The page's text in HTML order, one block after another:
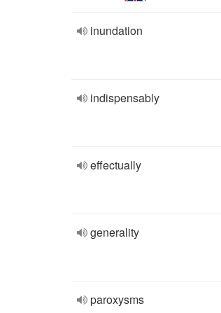
inundation
indispensably
effectually
generality
paroxysms